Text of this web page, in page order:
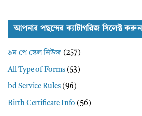
আপনার পছন্দের ক্যাটাগরিজ সিলেক্ট করুন
৯ম পে স্কেল নিউজ (257)
All Type of Forms (53)
bd Service Rules (96)
Birth Certificate Info (56)